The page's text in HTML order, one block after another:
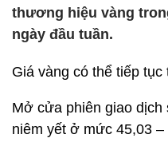
thương hiệu vàng
ngày đầu tuần.
Giá vàng có thể tiếp
Mở cửa phiên giao dịch
niêm yết ở mức 45,03